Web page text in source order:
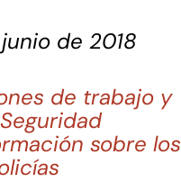
de 2018
de trabajo y
sobre los